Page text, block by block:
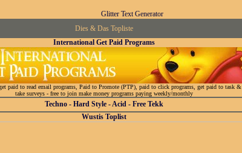
Glitter Text Generator
Dies & Das Topliste
International Get Paid Programs
paid to read email programs, Paid to Promote (PTP), paid to click programs, get paid to task &
take surveys - free to join make money programs paying weekly/monthly
Techno - Hard Style - Acid - Free Tekk
Wustis Toplist